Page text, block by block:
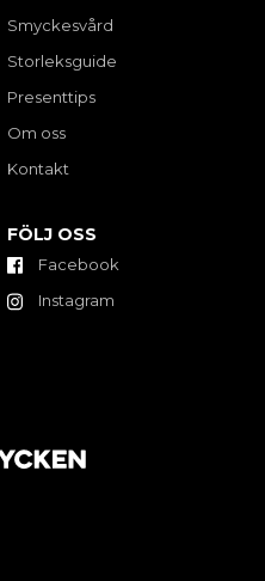
Smyckesvård
Storleksguide
Presenttips
Om oss
Kontakt
FÖLJ OSS
Facebook
Instagram